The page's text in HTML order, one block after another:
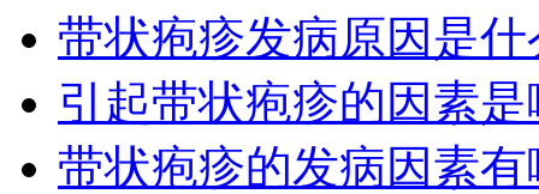
带状疱疹发病原因是什
引起带状疱疹的因素是
带状疱疹的发病因素有